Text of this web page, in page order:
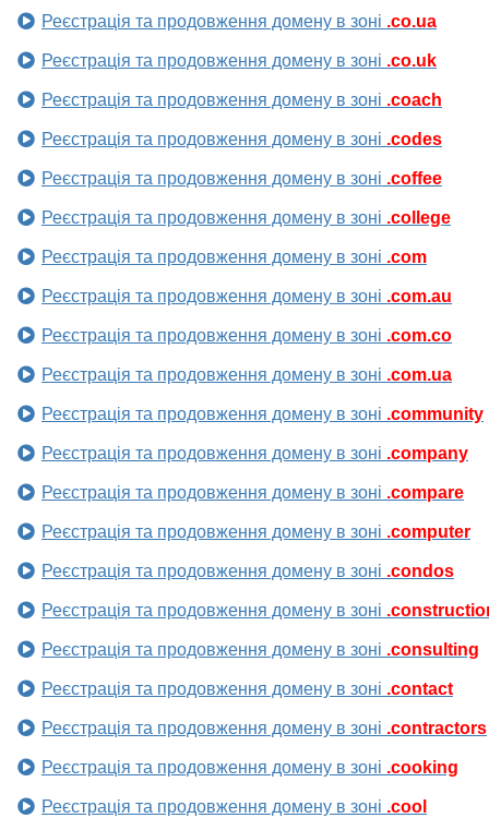
Реєстрація та продовження домену в зоні .co.ua
Реєстрація та продовження домену в зоні .co.uk
Реєстрація та продовження домену в зоні .coach
Реєстрація та продовження домену в зоні .codes
Реєстрація та продовження домену в зоні .coffee
Реєстрація та продовження домену в зоні .college
Реєстрація та продовження домену в зоні .com
Реєстрація та продовження домену в зоні .com.au
Реєстрація та продовження домену в зоні .com.co
Реєстрація та продовження домену в зоні .com.ua
Реєстрація та продовження домену в зоні .community
Реєстрація та продовження домену в зоні .company
Реєстрація та продовження домену в зоні .compare
Реєстрація та продовження домену в зоні .computer
Реєстрація та продовження домену в зоні .condos
Реєстрація та продовження домену в зоні
Реєстрація та продовження домену в зоні .consulting
Реєстрація та продовження домену в зоні .contact
Реєстрація та продовження домену в зоні .contractors
Реєстрація та продовження домену в зоні .cooking
Реєстрація та продовження домену в зоні .cool